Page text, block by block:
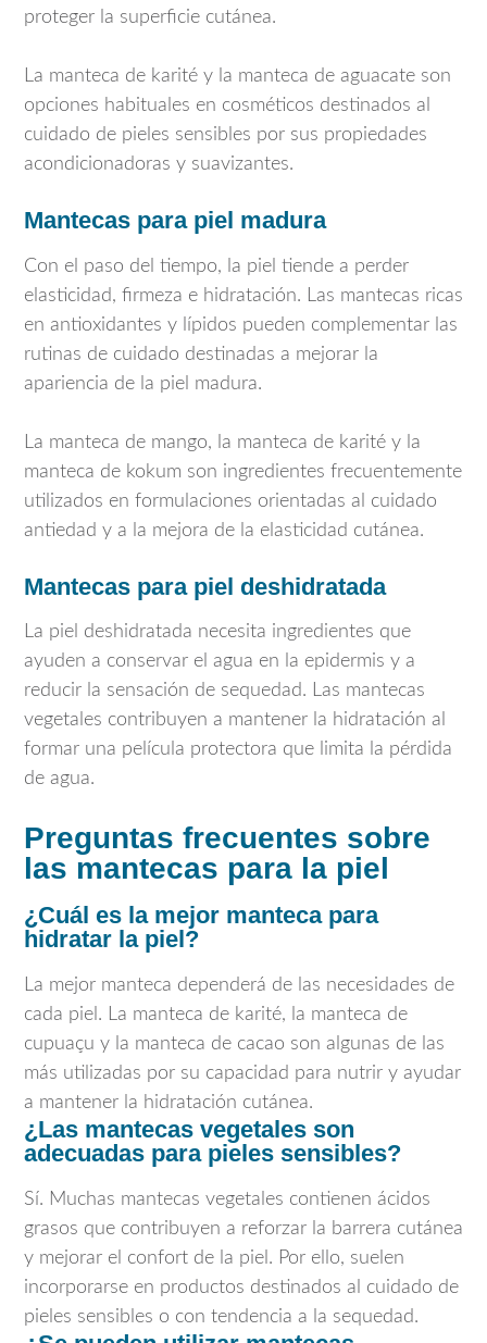
proteger la superficie cutánea.
La manteca de karité y la manteca de aguacate son
opciones habituales en cosméticos destinados al
cuidado de pieles sensibles por sus propiedades
acondicionadoras y suavizantes.
Mantecas para piel madura
Con el paso del tiempo, la piel tiende a perder
elasticidad, firmeza e hidratación. Las mantecas ricas
en antioxidantes y lípidos pueden complementar las
rutinas de cuidado destinadas a mejorar la
apariencia de la piel madura.
La manteca de mango, la manteca de karité y la
manteca de kokum son ingredientes frecuentemente
utilizados en formulaciones orientadas al cuidado
antiedad y a la mejora de la elasticidad cutánea.
Mantecas para piel deshidratada
La piel deshidratada necesita ingredientes que
ayuden a conservar el agua en la epidermis y a
reducir la sensación de sequedad. Las mantecas
vegetales contribuyen a mantener la hidratación al
formar una película protectora que limita la pérdida
de agua.
Preguntas frecuentes sobre
las mantecas para la piel
¿Cuál es la mejor manteca para
hidratar la piel?
La mejor manteca dependerá de las necesidades de
cada piel. La manteca de karité, la manteca de
cupuaçu y la manteca de cacao son algunas de las
más utilizadas por su capacidad para nutrir y ayudar
a mantener la hidratación cutánea.
¿Las mantecas vegetales son
adecuadas para pieles sensibles?
Sí. Muchas mantecas vegetales contienen ácidos
grasos que contribuyen a reforzar la barrera cutánea
y mejorar el confort de la piel. Por ello, suelen
incorporarse en productos destinados al cuidado de
pieles sensibles o con tendencia a la sequedad.